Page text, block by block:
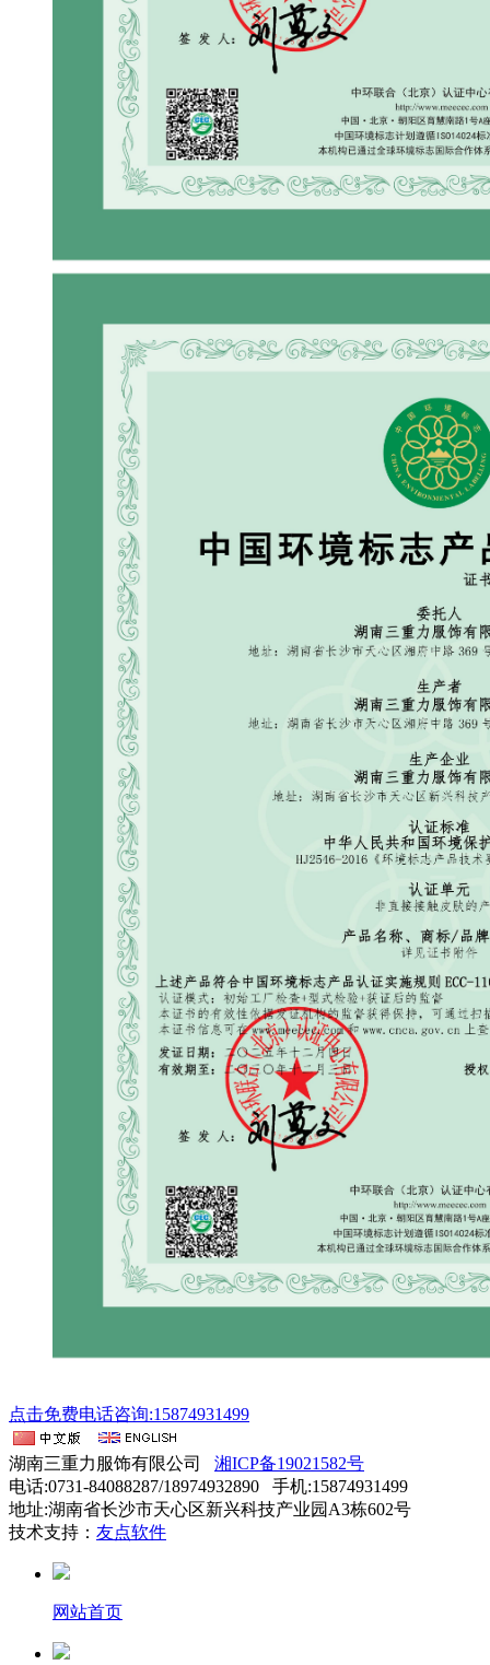
点击免费电话咨询:15874931499
湖南三重力服饰有限公司 湘ICP备19021582号
电话:0731-84088287/18974932890 手机:15874931499
地址:湖南省长沙市天心区新兴科技产业园A3栋602号
技术支持： 友点软件
网站首页